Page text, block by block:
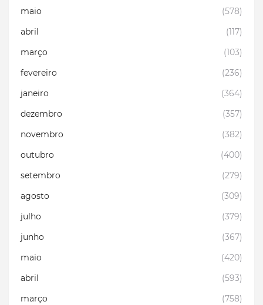
maio
(578)
abril
(117)
março
(103)
fevereiro
(236)
janeiro
(364)
dezembro
(357)
novembro
(382)
outubro
(400)
setembro
(279)
agosto
(309)
julho
(379)
junho
(367)
maio
(420)
abril
(593)
março
(758)